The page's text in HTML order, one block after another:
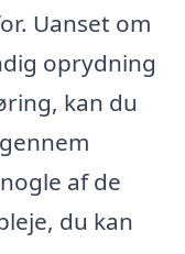
Uanset om
oprydning
kan du
af de
du kan